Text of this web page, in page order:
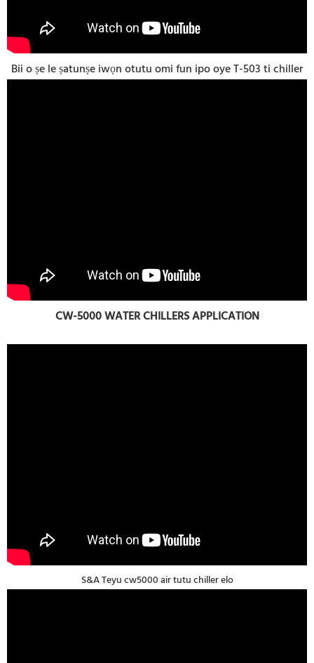
Bii o ṣe le ṣatunṣe iwọn otutu omi fun ipo oye T-503 ti chiller
CW-5000 WATER CHILLERS APPLICATION
S&A Teyu cw5000 air tutu chiller elo